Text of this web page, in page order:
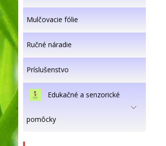
Mulčovacie fólie
Ručné náradie
Príslušenstvo
Edukačné a senzorické
pomôcky